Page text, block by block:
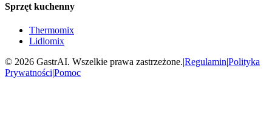
Sprzęt kuchenny
Thermomix
Lidlomix
© 2026 GastrAI. Wszelkie prawa zastrzeżone.|Regulamin|Polityka
Prywatności|Pomoc